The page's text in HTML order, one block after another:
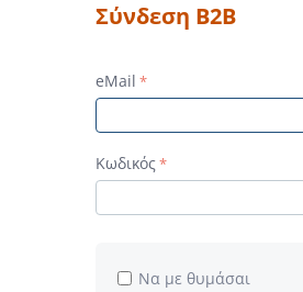
Σύνδεση B2B
eMail
Κωδικός
Να με θυμάσαι